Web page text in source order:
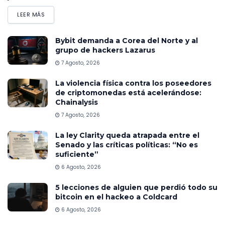
LEER MÁS
Bybit demanda a Corea del Norte y al
grupo de hackers Lazarus
7 Agosto, 2026
La violencia física contra los poseedores
de criptomonedas está acelerándose:
Chainalysis
7 Agosto, 2026
La ley Clarity queda atrapada entre el
Senado y las críticas políticas: “No es
suficiente”
6 Agosto, 2026
5 lecciones de alguien que perdió todo su
bitcoin en el hackeo a Coldcard
6 Agosto, 2026